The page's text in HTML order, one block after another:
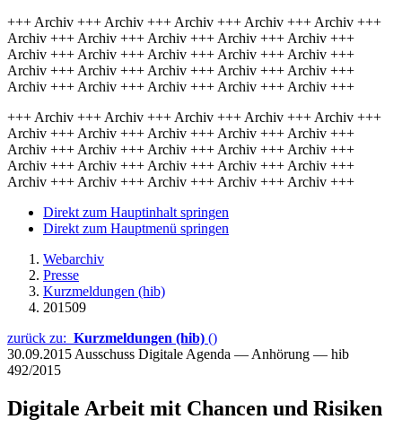
+++ Archiv +++ Archiv +++ Archiv +++ Archiv +++ Archiv +++
Archiv +++ Archiv +++ Archiv +++ Archiv +++ Archiv +++
Archiv +++ Archiv +++ Archiv +++ Archiv +++ Archiv +++
Archiv +++ Archiv +++ Archiv +++ Archiv +++ Archiv +++
Archiv +++ Archiv +++ Archiv +++ Archiv +++ Archiv +++
+++ Archiv +++ Archiv +++ Archiv +++ Archiv +++ Archiv +++
Archiv +++ Archiv +++ Archiv +++ Archiv +++ Archiv +++
Archiv +++ Archiv +++ Archiv +++ Archiv +++ Archiv +++
Archiv +++ Archiv +++ Archiv +++ Archiv +++ Archiv +++
Archiv +++ Archiv +++ Archiv +++ Archiv +++ Archiv +++
Direkt zum Hauptinhalt springen
Direkt zum Hauptmenü springen
Webarchiv
Presse
Kurzmeldungen (hib)
201509
zurück zu: Kurzmeldungen (hib) ()
30.09.2015 Ausschuss Digitale Agenda — Anhörung — hib
492/2015
Digitale Arbeit mit Chancen und Risiken